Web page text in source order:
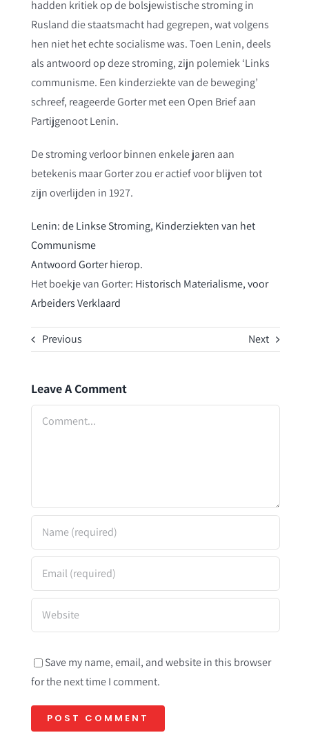
hadden kritiek op de bolsjewistische stroming in
Rusland die staatsmacht had gegrepen, wat volgens
hen niet het echte socialisme was. Toen Lenin, deels
als antwoord op deze stroming, zijn polemiek ‘Links
communisme. Een kinderziekte van de beweging’
schreef, reageerde Gorter met een Open Brief aan
Partijgenoot Lenin.
De stroming verloor binnen enkele jaren aan
betekenis maar Gorter zou er actief voor blijven tot
zijn overlijden in 1927.
Lenin: de Linkse Stroming, Kinderziekten van het
Communisme
Antwoord Gorter hierop.
Het boekje van Gorter: Historisch Materialisme, voor
Arbeiders Verklaard
Previous Next
Leave A Comment
Save my name, email, and website in this browser
for the next time I comment.